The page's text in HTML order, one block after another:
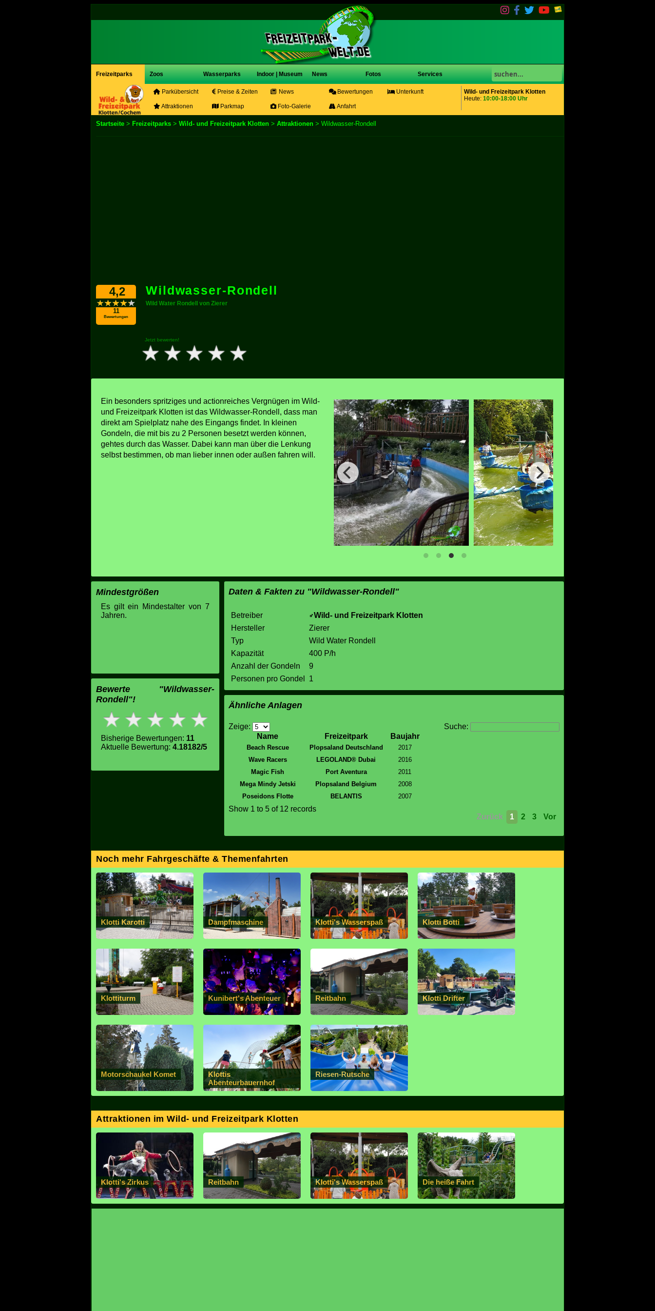
Freizeitparks Zoos Wasserparks Indoor | Museum News Fotos Services
Wild- und Freizeitpark Klotten
Heute: 10:00-18:00 Uhr
Parkübersicht Preise & Zeiten News Bewertungen Unterkunft
Attraktionen Parkmap Foto-Galerie Anfahrt
Startseite > Freizeitparks > Wild- und Freizeitpark Klotten > Attraktionen > Wildwasser-Rondell
4,2
11
Bewertungen
Wildwasser-Rondell
Wild Water Rondell von Zierer
Jetzt bewerten!
Ein besonders spritziges und actionreiches Vergnügen im Wild-
und Freizeitpark Klotten ist das Wildwasser-Rondell, dass man
direkt am Spielplatz nahe des Eingangs findet. In kleinen
Gondeln, die mit bis zu 2 Personen besetzt werden können,
gehtes durch das Wasser. Dabei kann man über die Lenkung
selbst bestimmen, ob man lieber innen oder außen fahren will.
Mindestgrößen
Es gilt ein Mindestalter von 7
Jahren.
Bewerte "Wildwasser-
Rondell"!
Bisherige Bewertungen: 11
Aktuelle Bewertung: 4.18182/5
Daten & Fakten zu "Wildwasser-Rondell"
Betreiber
Wild- und Freizeitpark Klotten
Hersteller
Zierer
Typ
Wild Water Rondell
Kapazität
400 P/h
Anzahl der Gondeln
9
Personen pro Gondel
1
Ähnliche Anlagen
Suche:
Zeige:
Name
Freizeitpark Baujahr
Beach Rescue Plopsaland Deutschland
2017
Wave Racers
LEGOLAND® Dubai
2016
Magic Fish
Port Aventura
2011
Mega Mindy Jetski
Plopsaland Belgium
2008
Poseidons Flotte
BELANTIS 2007
Zurück 1 2 3 Vor
Show 1 to 5of 12 records
Noch mehr Fahrgeschäfte & Themenfahrten
Klotti Karotti Dampfmaschine Klotti's Wasserspaß Klotti Botti
Klottiturm Kunibert's Abenteuer Reitbahn Klotti Drifter
Motorschaukel Komet
Klottis
Abenteurbauernhof
Riesen-Rutsche
Attraktionen im Wild- und Freizeitpark Klotten
Klotti's Zirkus Reitbahn Klotti's Wasserspaß Die heiße Fahrt